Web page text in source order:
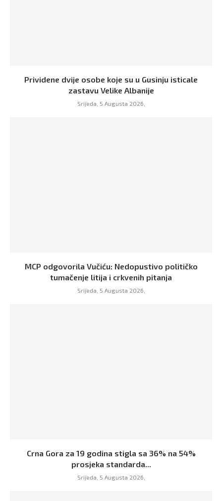
Prividene dvije osobe koje su u Gusinju isticale
zastavu Velike Albanije
Srijeda, 5 Augusta 2026,
MCP odgovorila Vučiću: Nedopustivo političko
tumačenje litija i crkvenih pitanja
Srijeda, 5 Augusta 2026,
Crna Gora za 19 godina stigla sa 36% na 54%
prosjeka standarda...
Srijeda, 5 Augusta 2026,